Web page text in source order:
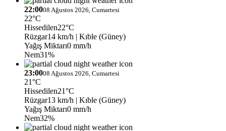
22:0008 Ağustos 2026, Cumartesi
22°C
Hissedilen22°C
Rüzgar14 km/h | Kıble (Güney)
Yağış Miktarı0 mm/h
Nem31%
23:0008 Ağustos 2026, Cumartesi
21°C
Hissedilen21°C
Rüzgar13 km/h | Kıble (Güney)
Yağış Miktarı0 mm/h
Nem32%